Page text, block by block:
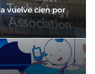
vuelve cien por